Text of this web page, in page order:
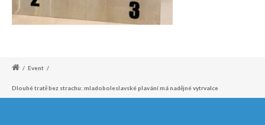
/ Event /
Dlouhé tratě bez strachu: mladoboleslavské plavání má nadějné vytrvalce